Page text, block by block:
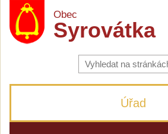
Obec
Syrovátka
Vyhledávání
na
stránkách
Úřad